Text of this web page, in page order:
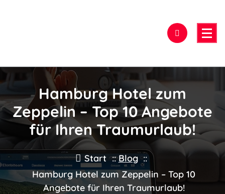
Hamburg Hotel zum
Zeppelin – Top 10 Angebote
für Ihren Traumurlaub!
Start ::Blog::
Hamburg Hotel zum Zeppelin – Top 10
Angebote für Ihren Traumurlaub!